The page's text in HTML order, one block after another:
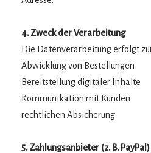
4. Zweck der Verarbeitung
Die Datenverarbeitung erfolgt
Abwicklung von Bestellungen
Bereitstellung digitaler Inhalte
Kommunikation mit Kunden
rechtlichen Absicherung
5. Zahlungsanbieter (z. B. PayPal)